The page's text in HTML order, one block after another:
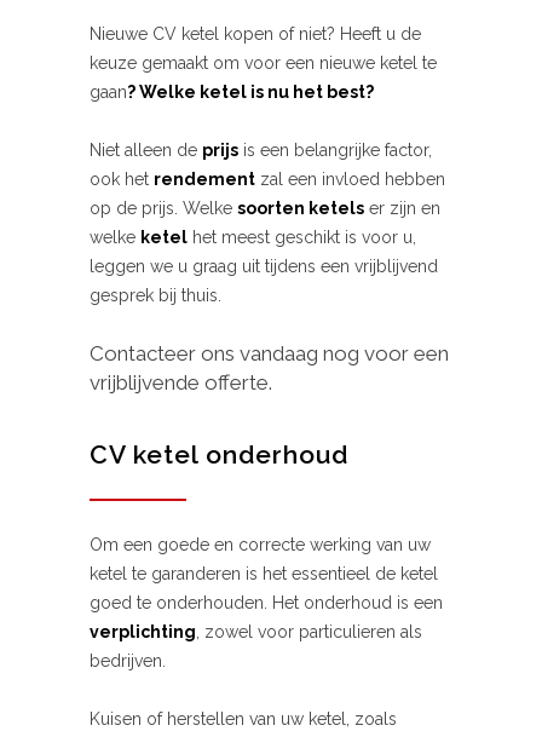
Nieuwe CV ketel kopen of niet? Heeft u de
keuze gemaakt om voor een nieuwe ketel te
gaan? Welke ketel is nu het best?
Niet alleen de prijs is een belangrijke factor,
ook het rendement zal een invloed hebben
op de prijs. Welke soorten ketels er zijn en
welke ketel het meest geschikt is voor u,
leggen we u graag uit tijdens een vrijblijvend
gesprek bij thuis.
Contacteer ons vandaag nog voor een
vrijblijvende offerte.
CV ketel onderhoud
Om een goede en correcte werking van uw
ketel te garanderen is het essentieel de ketel
goed te onderhouden. Het onderhoud is een
verplichting , zowel voor particulieren als
bedrijven.
Kuisen of herstellen van uw ketel, zoals